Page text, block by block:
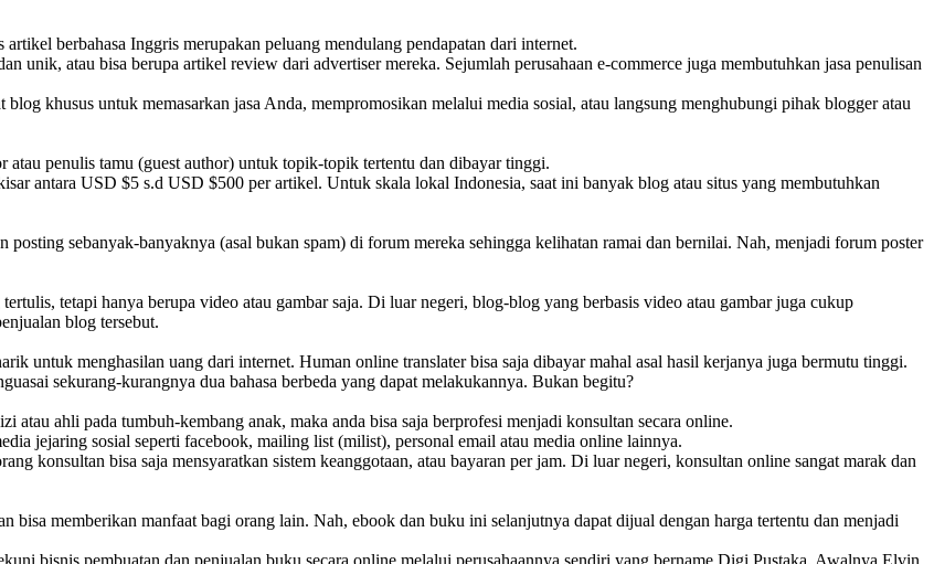
berbahasa Inggris merupakan peluang mendulang pendapatan dari internet.
unik, atau bisa berupa artikel review dari advertiser mereka. Sejumlah perusahaan e-commerce juga membutuhkan jasa penulisan
khusus untuk memasarkan jasa Anda, mempromosikan melalui media sosial, atau langsung menghubungi pihak blogger atau
penulis tamu (guest author) untuk topik-topik tertentu dan dibayar tinggi.
antara USD $5 s.d USD $500 per artikel. Untuk skala lokal Indonesia, saat ini banyak blog atau situs yang membutuhkan
sebanyak-banyaknya (asal bukan spam) di forum mereka sehingga kelihatan ramai dan bernilai. Nah, menjadi forum poster
tetapi hanya berupa video atau gambar saja. Di luar negeri, blog-blog yang berbasis video atau gambar juga cukup
blog tersebut.
untuk menghasilan uang dari internet. Human online translater bisa saja dibayar mahal asal hasil kerjanya juga bermutu tinggi.
sekurang-kurangnya dua bahasa berbeda yang dapat melakukannya. Bukan begitu?
ahli pada tumbuh-kembang anak, maka anda bisa saja berprofesi menjadi konsultan secara online.
jejaring sosial seperti facebook, mailing list (milist), personal email atau media online lainnya.
konsultan bisa saja mensyaratkan sistem keanggotaan, atau bayaran per jam. Di luar negeri, konsultan online sangat marak dan
bisa memberikan manfaat bagi orang lain. Nah, ebook dan buku ini selanjutnya dapat dijual dengan harga tertentu dan menjadi
bisnis pembuatan dan penjualan buku secara online melalui perusahaannya sendiri yang bername Digi Pustaka. Awalnya Elvin